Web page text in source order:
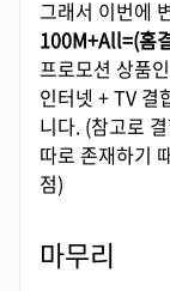
그래서 이번에
100M+All=(홈
프로모션 상품
인터넷 + TV 결
니다. (참고로
따로 존재하기
점)
마무리